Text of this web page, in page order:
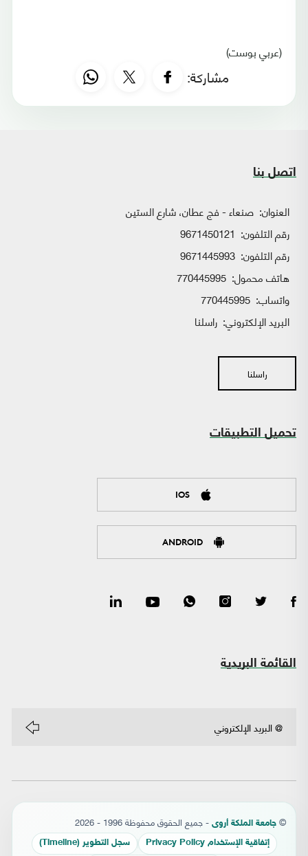
(عربي بوست)
مشاركة:
اتصل بنا
العنوان: صنعاء - فج عطان، شارع الستين
رقم التلفون: 9671450121
رقم التلفون: 9671445993
هاتف محمول: 770445995
واتساب:
البريد الإلكتروني: راسلنا
راسلنا
تحميل التطبيقات
IOS
ANDROID
القائمة البريدية
© جامعة الملكة أروى - جميع الحقوق محفوظة 1996 - 2026
إتفاقية الإستخدام Privacy Policy سجل التطوير (Timeline)